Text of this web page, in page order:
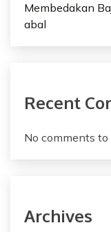
Membedakan
abal
Recent
No comments to
Archives